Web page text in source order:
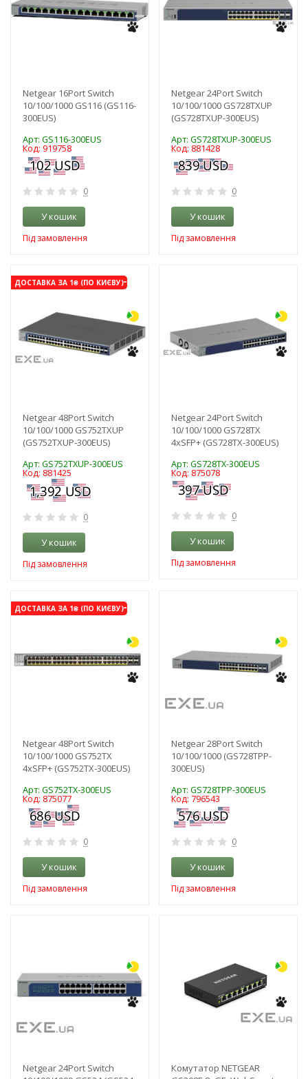
Netgear 16Port Switch
10/100/1000 GS116 (GS116-
300EUS)
Арт: GS116-300EUS
Код: 919758
0
У кошик
Під замовлення
Netgear 24Port Switch
10/100/1000 GS728TXUP
(GS728TXUP-300EUS)
Арт: GS728TXUP-300EUS
Код: 881428
0
У кошик
Під замовлення
ДОСТАВКА ЗА 1₴ (ПО КИЄВУ)-3%
Netgear 48Port Switch
10/100/1000 GS752TXUP
(GS752TXUP-300EUS)
Арт: GS752TXUP-300EUS
Код: 881425
0
У кошик
Під замовлення
Netgear 24Port Switch
10/100/1000 GS728TX
4xSFP+ (GS728TX-300EUS)
Арт: GS728TX-300EUS
Код: 875078
0
У кошик
Під замовлення
ДОСТАВКА ЗА 1₴ (ПО КИЄВУ)-3%
Netgear 48Port Switch
10/100/1000 GS752TX
4xSFP+ (GS752TX-300EUS)
Арт: GS752TX-300EUS
Код: 875077
0
У кошик
Під замовлення
Netgear 28Port Switch
10/100/1000 (GS728TPP-
300EUS)
Арт: GS728TPP-300EUS
Код: 796543
0
У кошик
Під замовлення
Netgear 24Port Switch
Комутатор NETGEAR